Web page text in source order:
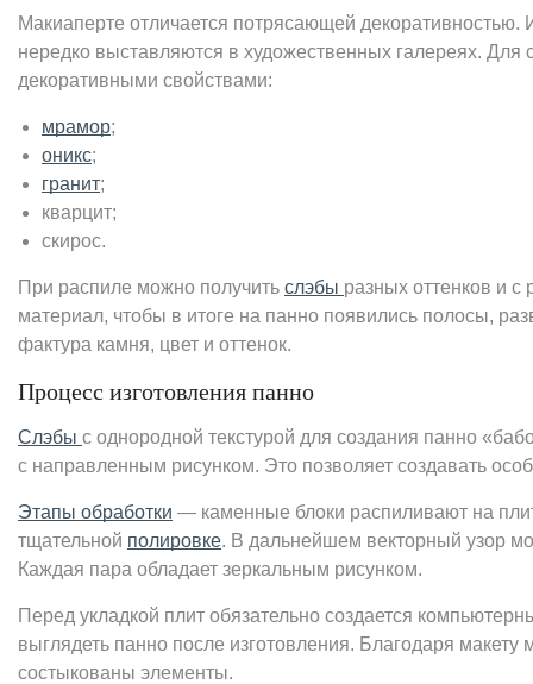
Макиаперте отличается потрясающей декоративностью.
нередко выставляются в художественных галереях. Для
декоративными свойствами:
мрамор;
оникс;
гранит;
кварцит;
скирос.
При распиле можно получить слэбы разных оттенков и
материал, чтобы в итоге на панно появились полосы,
фактура камня, цвет и оттенок.
Процесс изготовления панно
Слэбы с однородной текстурой для создания панно
с направленным рисунком. Это позволяет создавать
Этапы обработки — каменные блоки распиливают на
тщательной полировке. В дальнейшем векторный узор
Каждая пара обладает зеркальным рисунком.
Перед укладкой плит обязательно создается
выглядеть панно после изготовления. Благодаря макету
состыкованы элементы.